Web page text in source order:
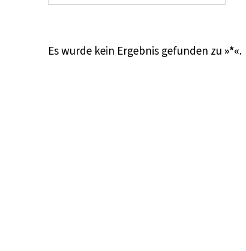
Es wurde kein Ergebnis gefunden zu»*«.